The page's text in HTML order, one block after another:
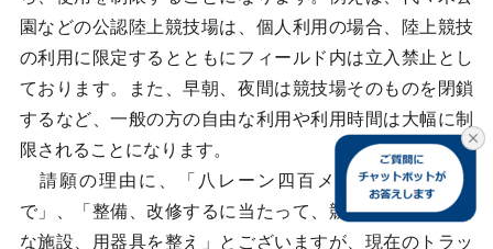
園などの公認陸上競技場は、個人利用の場合、陸上競技
の利用に限定するとともにフィールド内は立入禁止とし
ております。また、早朝、夜間は競技場そのものを閉鎖
するなど、一般の方の自由な利用や利用時間は大幅に制
限されることになります。
請願の理由に、「八レーン四百メートルトラック
で」、「整備、改修するに当たって、競技会開催に必要
な施設、用器具を整え」とございますが、現在のトラッ